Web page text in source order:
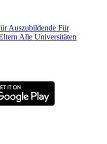
Auszubildende Für
Alle Universitäten